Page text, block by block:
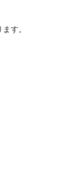
す。